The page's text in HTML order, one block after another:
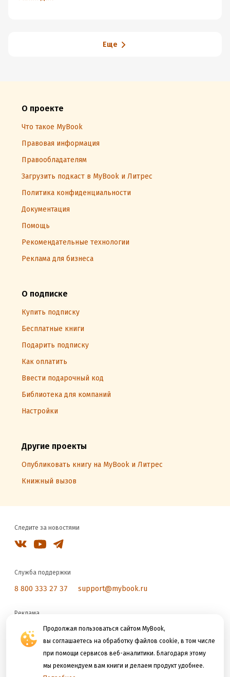
Продолжая пользоваться сайтом MyBook,
вы соглашаетесь на обработку файлов cookie, в том числе
при помощи сервисов веб-аналитики. Благодаря этому
мы рекомендуем вам книги и делаем продукт удобнее.
Еще
О проекте
Что такое MyBook
Правовая информация
Правообладателям
Загрузить подкаст в MyBook и Литрес
Политика конфиденциальности
Документация
Помощь
Рекомендательные технологии
Реклама для бизнеса
О подписке
Купить подписку
Бесплатные книги
Подарить подписку
Как оплатить
Ввести подарочный код
Библиотека для компаний
Настройки
Другие проекты
Опубликовать книгу на MyBook и Литрес
Книжный вызов
Следите за новостями
Служба поддержки
8 800 333 27 37 support@mybook.ru
Реклама
reklama@litres.ru
Мы принимаем к оплате